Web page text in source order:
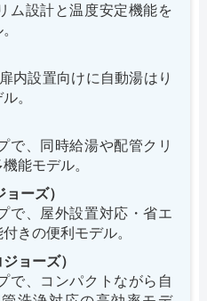
ム設計と温度安定機能を
内設置向けに自動湯はり
。
で、同時給湯や配管クリ
能モデル。
ーズ）
で、屋外設置対応・省エ
きの便利モデル。
ョーズ）
で、コンパクトながら自